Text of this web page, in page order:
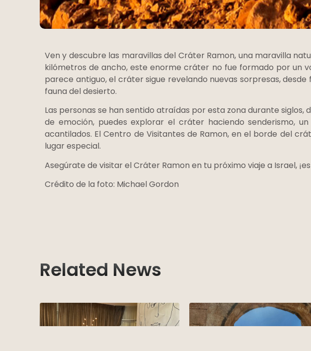
Ven y descubre las maravillas del Cráter Ramon, una maravilla
kilómetros de ancho, este enorme cráter no fue formado por un
parece antiguo, el cráter sigue revelando nuevas sorpresas,
fauna del desierto.
Las personas se han sentido atraídas por esta zona durante
de emoción, puedes explorar el cráter haciendo senderismo,
acantilados. El Centro de Visitantes de Ramon, en el borde del
lugar especial.
Asegúrate de visitar el Cráter Ramon en tu próximo viaje a Israel,
Crédito de la foto: Michael Gordon
Related News